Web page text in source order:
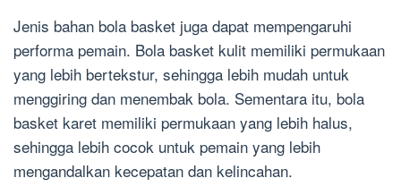
Jenis bahan bola basket juga dapat mempengaruhi
performa pemain. Bola basket kulit memiliki permukaan
yang lebih bertekstur, sehingga lebih mudah untuk
menggiring dan menembak bola. Sementara itu, bola
basket karet memiliki permukaan yang lebih halus,
sehingga lebih cocok untuk pemain yang lebih
mengandalkan kecepatan dan kelincahan.